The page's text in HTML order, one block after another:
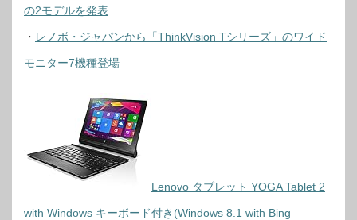
の2モデルを発表
・ レノボ・ジャパンから「ThinkVision Tシリーズ」のワイド
モニター7機種登場
Lenovo タブレット YOGA Tablet 2
with Windows キーボード付き(Windows 8.1 with Bing